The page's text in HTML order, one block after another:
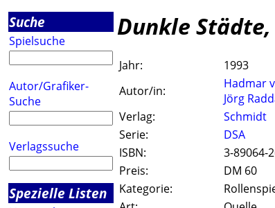
Suche
Spielsuche
Autor/Grafiker-
Suche
Verlagssuche
Spezielle Listen
Dunkle
Jahr:
1993
Autor/in:
Hadmar
Jörg
Verlag:
Schmidt
Serie:
DSA
ISBN:
3-89064-
Preis:
DM 60
Kategorie: